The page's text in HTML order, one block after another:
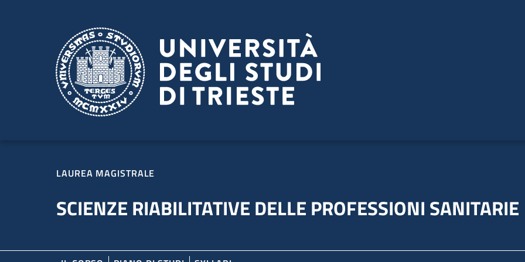
LAUREA MAGISTRALE
SCIENZE RIABILITATIVE DELLE PROFESSIONI SANITARIE